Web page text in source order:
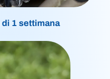
1 settimana